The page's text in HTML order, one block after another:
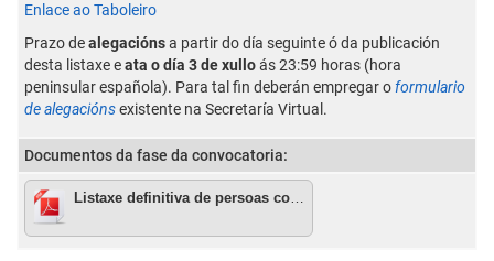
Enlace ao Taboleiro
Prazo dealegaciónsa partir do día seguinte ó da publicación
desta listaxe eata o día 3 de xulloás 23:59 horas (hora
peninsular española). Para tal fin deberán empregar oformulario
de alegaciónsexistente na Secretaría Virtual.
Documentos da fase da convocatoria:
Listaxe definitiva de persoas con bolsa concedida e listaxe de agarda